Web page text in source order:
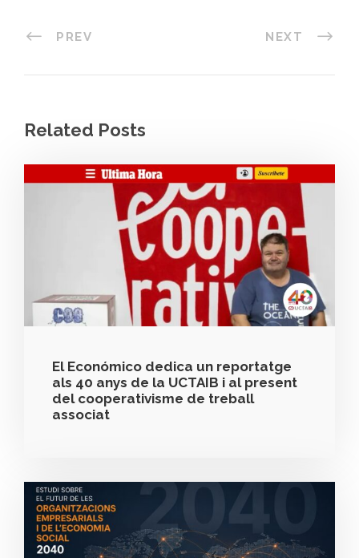
PREV NEXT
Related Posts
El Económico dedica un reportatge
als 40 anys de la UCTAIB i al present
del cooperativisme de treball
associat